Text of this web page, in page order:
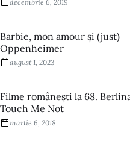
decembrie 6, 2019
Barbie, mon amour și (just)
Oppenheimer
august 1, 2023
Filme româneşti la 68.
Touch Me Not
martie 6, 2018